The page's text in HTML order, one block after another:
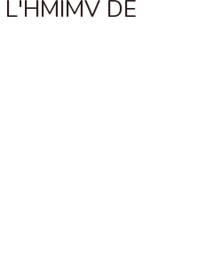
L'HMIMV DE